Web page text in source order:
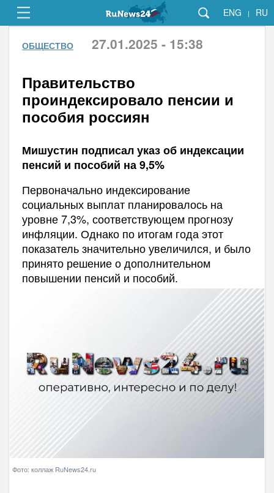
ENG | RU
ОБЩЕСТВО 27.01.2025 - 15:38
Правительство
проиндексировало пенсии и
пособия россиян
Мишустин подписал указ об индексации
пенсий и пособий на 9,5%
Первоначально индексирование
социальных выплат планировалось на
уровне 7,3%, соответствующем прогнозу
инфляции. Однако по итогам года этот
показатель значительно увеличился, и было
принято решение о дополнительном
повышении пенсий и пособий.
Фото: коллаж RuNews24.ru